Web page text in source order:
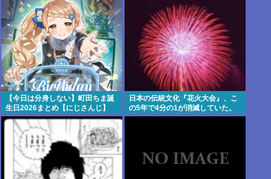
【今日は分身しない】町田ちま誕
生日2026まとめ【にじさんじ】
日本の伝統文化『花火大会』、こ
の5年で4分の1が消滅していた。
「物価高」と「やりすぎた中抜